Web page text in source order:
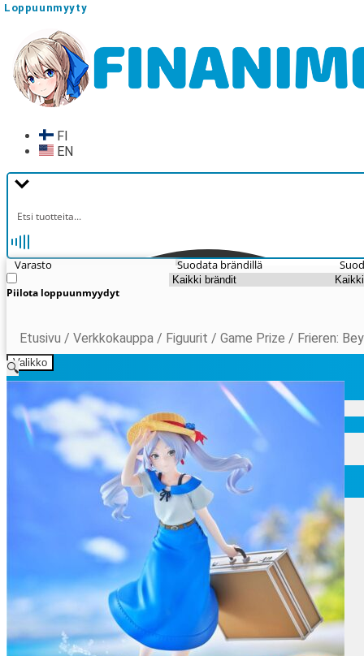
navigointiin
sisältöön
FI
EN
Varasto
Piilota loppuunmyydyt
Suodata brändillä
Valikko
Etusivu
Ajankohtaisia asioita
Verkkokauppa
Mitä lahjaksi animefanille?
Viimeksi saapuneita
Myymälä & Showroom
Figuurien keräily harrastukse …
Tapahtumat
Anime-retket
Huomioitavia asioita
Anohana
Clannad
Elfen Lied
Fate/Stay Night & Fate/Zero
Haruhi Suzumiya
Higurashi
Etusivu / Verkkokauppa / Figuurit / Game Prize / Frieren:
🔍
Loppuunmyyty
Loppuunmyyty